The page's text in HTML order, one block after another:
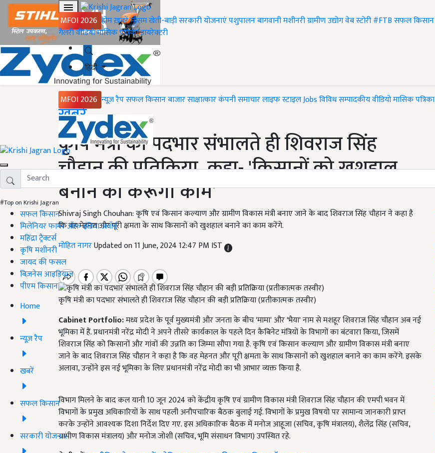
MFOI 2026 होमख़बरेंमौसमखेती-बाड़ीसरकारी योजनाएंपशुपालनबागवानीमशीनरीग्रामीण उद्योगवेब स्टोरी#FTBसफल किसान
गैलरीवीडियोमासिक पत्रिकाडायरेक्टरी
हिंदी
MFOI 2026 न्यूज़ रैपसफल किसानबाजारसाक्षात्कारकंपनी समाचारलाइफ स्टाइलJobsविविधसम्पादकीयवीडियोमासिक पत्रिका
#Top on Krishi Jagran
सफल किसान
मिलेनियर फार्मर ऑफ इंडिया अवॉर्ड
महिंद्रा ट्रैक्टर्स
कृषि मशीनरी
जायद की फसल
बिज़नेस आइडियाज
पीएम किसान
Home
न्यूज़ रैप
खबरें
सफल किसान
सरकारी योजनाएं
Home
ख़बरें
कृषि मंत्री का पदभार संभालते ही शिवराज सिंह
चौहान की प्रतिक्रिया, कहा- 'किसानों को खुशहाल
बनाने का करूंगा काम’
Shivraj Singh Chouhan: कृषि एवं किसान कल्याण और ग्रामीण विकास मंत्री बनाए जाने के बाद शिवराज सिंह चौहान ने कहा है
कि वह मेहनत और पूरी क्षमता के साथ किसानों को खुशहाल बनाने का काम करेंगे.
मोहित नागरUpdated on 11 June, 2024 12:47 PM IST
कृषि मंत्री का पदभार संभालते ही शिवराज सिंह चौहान की बड़ी प्रतिक्रिया (प्रतीकात्मक तस्वीर)
Cabinet Portfolio:मध्य प्रदेश के पूर्व मुख्यमंत्री और जनता के बीच 'मामा' और 'भैया' नाम से मशहूर शिवराज सिंह चौहान अब नई
भूमिका में हैं. प्रधानमंत्री नरेंद्र मोदी ने अपने तीसरे कार्यकाल के पहले दिन कैबिनेट मंत्रियों के विभागों का बंटवारा किया, जिसमें
शिवराज सिंह को किसानों और गांवों की उन्नति का जिम्मा सौंपा गया है. कृषि एवं किसान कल्याण और ग्रामीण विकास मंत्री बनाए
जाने के बाद शिवराज सिंह चौहान ने कहा है कि वह मेहनत और पूरी क्षमता के साथ किसानों को खुशहाल बनाने का काम करेंगे. इसके
अलावा, उन्होंने इस नई भूमिका के लिए प्रधानमंत्री नरेंद्र मोदी का भी आभार व्यक्त किया है.
विभाग मिलने के बाद कल यानी 10 जून 2024 को केंद्रीय कृषि एवं ग्रामीण विकास मंत्री शिवराज सिंह चौहान की एमपी भवन में
विभागों के प्रमुख अधिकारियों के साथ पहली अनौपचारिक बैठक बुलाई गई. विभागों के प्रमुख विषयो पर सामान्य जानकारी प्राप्त
करके उन्होंने आवश्यक दिशा निर्देश दिए गए. इस अधिकारिक बैठक में मनोज आहूजा (सचिव, कृषि मंत्रालय), शैलेंद्र सिंह (सचिव,
ग्रामीण विकास मंत्रालय) और मनोज जोशी (सचिव, भूमि संसाधन विभाग) उपस्थित रहे.